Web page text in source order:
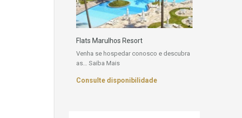
Flats Marulhos Resort
Venha se hospedar conosco e descubra
as… Saiba Mais
Consulte disponibilidade